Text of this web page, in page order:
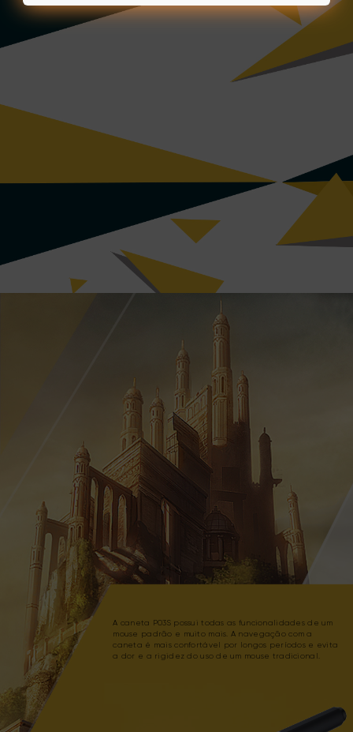
A caneta P03S possui todas as funcionalidades de um
mouse padrão e muito mais. A navegação com a
caneta é mais confortável por longos períodos e evita
a dor e a rigidez do uso de um mouse tradicional.